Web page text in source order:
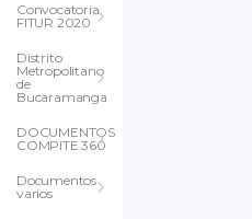
Convocatoria
FITUR 2020
Distrito
Metropolitano
de
Bucaramanga
DOCUMENTOS
COMPITE 360
Documentos
varios